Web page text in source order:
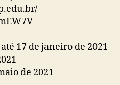
17 de janeiro de 2021
de 2021